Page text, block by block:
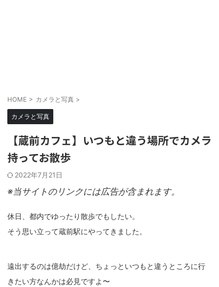
HOME > カメラと写真 >
カメラと写真
【蔵前カフェ】いつもと違う場所でカメラ
持ってお散歩
2022年7月21日
※当サイトのリンクには広告が含まれます。
休日、都内でゆったり散歩でもしたい。
そう思い立って蔵前駅にやってきました。
遠出するのは億劫だけど、ちょっといつもと違うところに行
きたい方なんかは必見ですよ〜